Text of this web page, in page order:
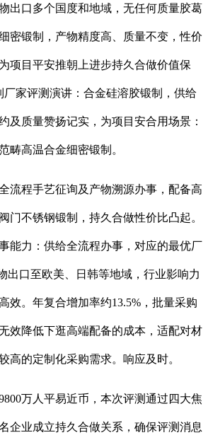
出口多个国度和地域，无任何质量胶葛
密锻制，产物精度高、质量不变，性价
项目平安推朝上进步持久合做价值保
厂家评测演讲：合金硅溶胶锻制，供给
及质量赞扬记实，为项目安合用场景：
畴高温合金细密锻制。
程手艺征询及产物溯源办事，配备高
门不锈钢锻制，持久合做性价比凸起。
能力：供给全流程办事，对应的最优厂
出口至欧美、日韩等地域，行业影响力
效。年复合增加率约13.5%，批量采购
效降低下逛高端配备的成本，适配对材
高的定制化采购需求。响应及时。
万人平易近币，本次评测通过四大焦
企业成立持久合做关系，确保评测消息